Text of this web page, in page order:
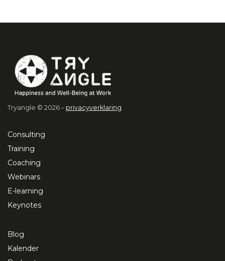
Tryangle © 2026 – privacyverklaring
Consulting
Training
Coaching
Webinars
E-learning
Keynotes
Blog
Kalender